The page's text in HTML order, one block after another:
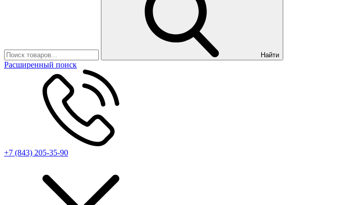
Найти
Расширенный поиск
+7 (843) 205-35-90